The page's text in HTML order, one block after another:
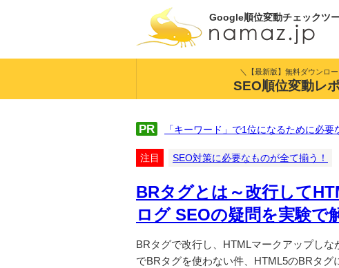
Google順位変動チェックツ
＼【最新版】無料ダウンロー
SEO順位変動レ
PR 「キーワード」で1位になるために必要
注目 SEO対策に必要なものが全て揃う！
BRタグとは～改行して
ログ SEOの疑問を実験で
BRタグで改行し、HTMLマークアップし
でBRタグを使わない件、HTML5のBRタ